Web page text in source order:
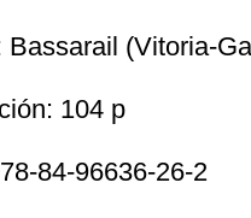
Bassarail (Vitoria-
104 p
84-96636-26-2